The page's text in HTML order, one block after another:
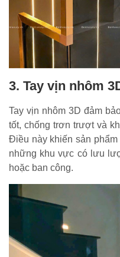
3. Tay vịn nhôm
Tay vịn nhôm 3D đảm
tốt, chống trơn trượt và
Điều này khiến sản
những khu vực có lưu
hoặc ban công.